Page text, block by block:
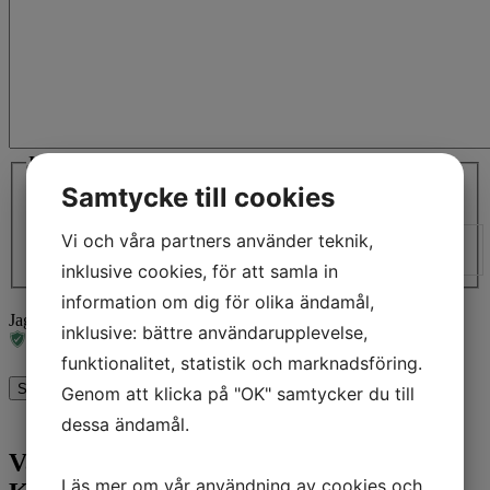
Jag samtycker till att dela min information
Jag samtycker till att dela min information *
Vi återkommer till dig så snart som möjligt. Den normala svarstiden är 2
Jag är inte en robot
Skicka meddelande
Vattenbaserat Kylmedel: Optimala
Samtycke till cookies
Vi och våra partners använder teknik,
inklusive cookies, för att samla in
information om dig för olika ändamål,
inklusive: bättre användarupplevelse,
funktionalitet, statistik och marknadsföring.
Genom att klicka på "OK" samtycker du till
dessa ändamål.
Läs mer om vår användning av cookies och